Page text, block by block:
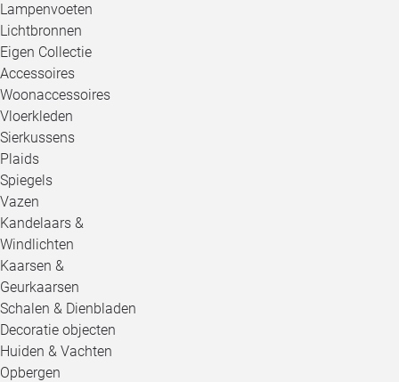
Lampenvoeten
Lichtbronnen
Eigen Collectie
Accessoires
Woonaccessoires
Vloerkleden
Sierkussens
Plaids
Spiegels
Vazen
Kandelaars &
Windlichten
Kaarsen &
Geurkaarsen
Schalen & Dienbladen
Decoratie objecten
Huiden & Vachten
Opbergen